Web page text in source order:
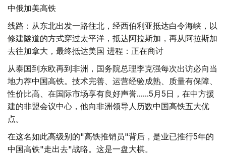
中俄加美高铁
线路：从东北出发一路往北，经西伯利亚抵达白令海峡，以
修建隧道的方式穿过太平洋，抵达阿拉斯加，再从阿拉斯加
去往加拿大，最终抵达美国 进程：正在商讨
从泰国到东欧再到非洲，国务院总理李克强每次出访必向当
地力荐中国高铁。技术完善、运营经验成熟、质量有保障、
性价比高、在国际市场享有良好声誉......5月5日，在中方援
建的非盟会议中心，他向非洲领导人历数中国高铁五大优
点。
在这名如此高级别的"高铁推销员"背后，是业已推行5年的
中国高铁"走出去"战略。这是一盘大棋。